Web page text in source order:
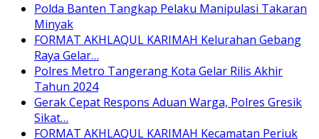
Polda Banten Tangkap Pelaku Manipulasi Takaran
Minyak
FORMAT AKHLAQUL KARIMAH Kelurahan Gebang
Raya Gelar…
Polres Metro Tangerang Kota Gelar Rilis Akhir
Tahun 2024
Gerak Cepat Respons Aduan Warga, Polres Gresik
Sikat…
FORMAT AKHLAQUL KARIMAH Kecamatan Periuk